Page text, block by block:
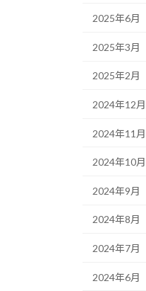
2025年6月
2025年3月
2025年2月
2024年12月
2024年11月
2024年10月
2024年9月
2024年8月
2024年7月
2024年6月